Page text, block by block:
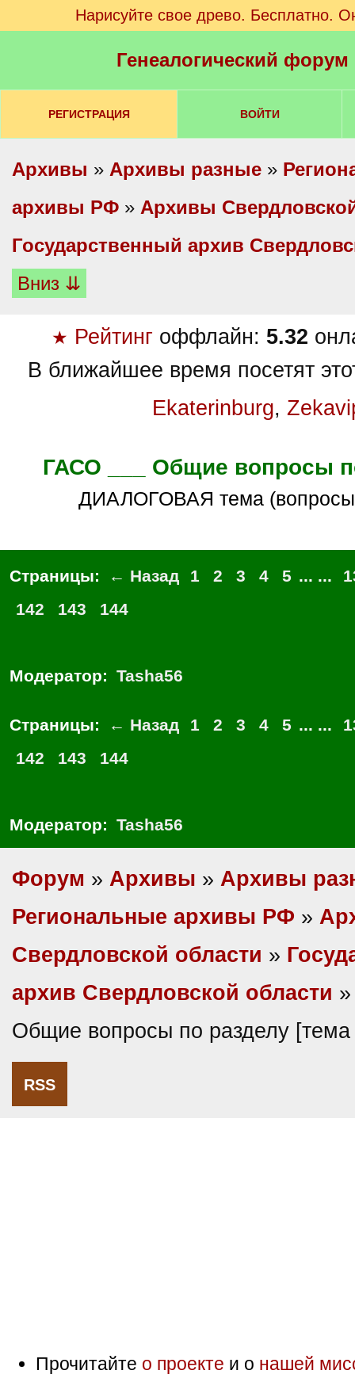
Нарисуйте свое древо. Бесплатно.
Генеалогический
РЕГИСТРАЦИЯ ВОЙТИ
Архивы » Архивы разные »
архивы РФ » Архивы
Государственный архив
Вниз ⇊
★ Рейтинг оффлайн: 5.32
В ближайшее время посетят
Ekaterinburg,
ГАСО ___ Общие вопросы
ДИАЛОГОВАЯ тема
Страницы: ← Назад 1 2 3 4 5 ... ...
142
143 144
Модератор: Tasha56
Страницы: ← Назад 1 2 3 4 5 ... ...
142
143 144
Модератор: Tasha56
Форум » Архивы » Архивы
Региональные архивы РФ »
Свердловской области »
архив Свердловской области
Общие вопросы по разделу
RSS
Прочитайте о проекте и о нашей